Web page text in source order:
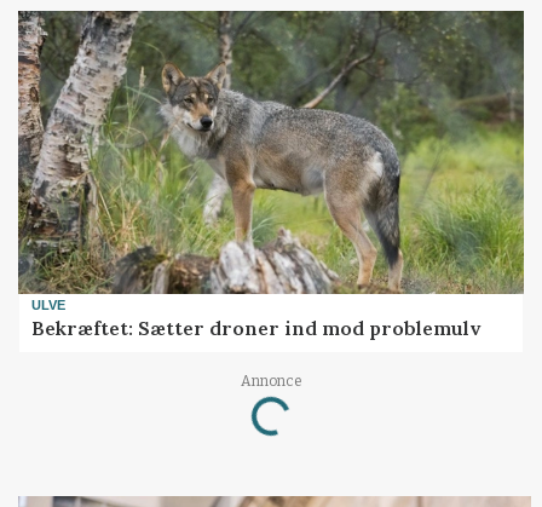
ULVE
Bekræftet: Sætter droner ind mod problemulv
Annonce
Loading...